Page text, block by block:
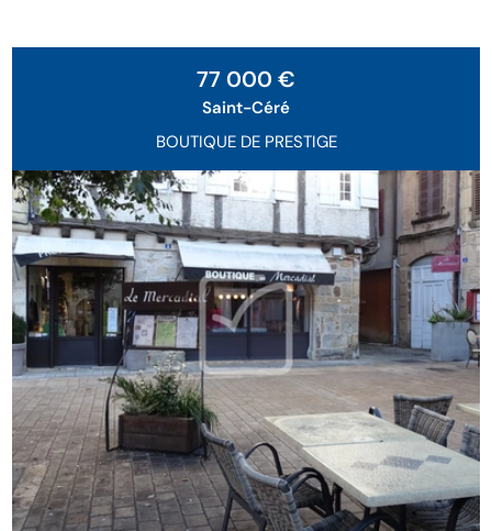
BOUTIQUE DE PRESTIGE
77 000 €
Saint-Céré